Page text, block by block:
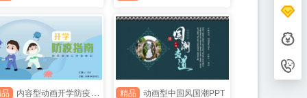
内容型动画开学防疫指南PPT 精品 动画型中国风国潮PPT